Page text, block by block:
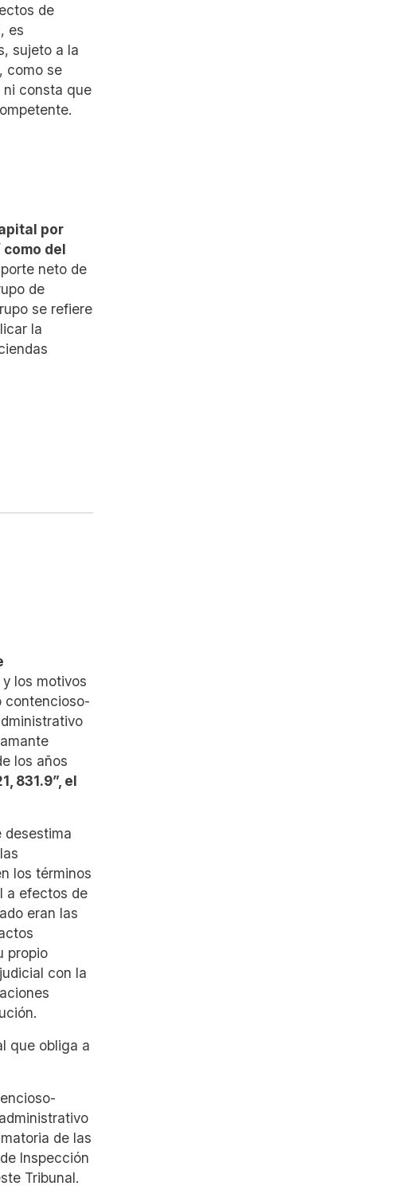
de
es
sujeto a la
como se
consta que
por
del
neto de
de
se refiere
la
los motivos
contencioso-
los años
831.9”, el
desestima
los términos
a efectos de
eran las
propio
con la
que obliga a
de las
Inspección
Tribunal.